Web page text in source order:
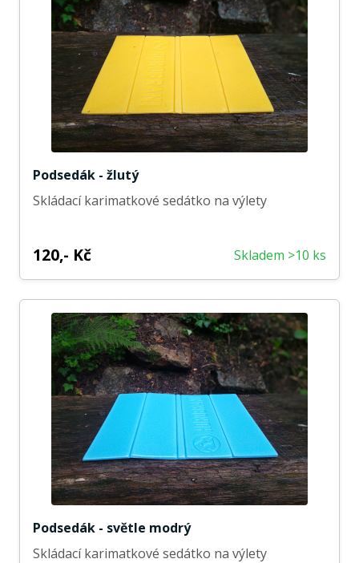
Podsedák - žlutý
Skládací karimatkové sedátko na výlety
120,- Kč Skladem >10 ks
Podsedák - světle modrý
Skládací karimatkové sedátko na výlety